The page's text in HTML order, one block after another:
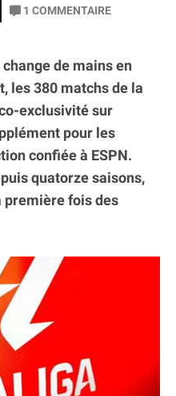
1 COMMENTAIRE
de mains en
les 380 matchs de la
exclusivité sur
pour les
confiée à ESPN.
quatorze saisons,
première fois des